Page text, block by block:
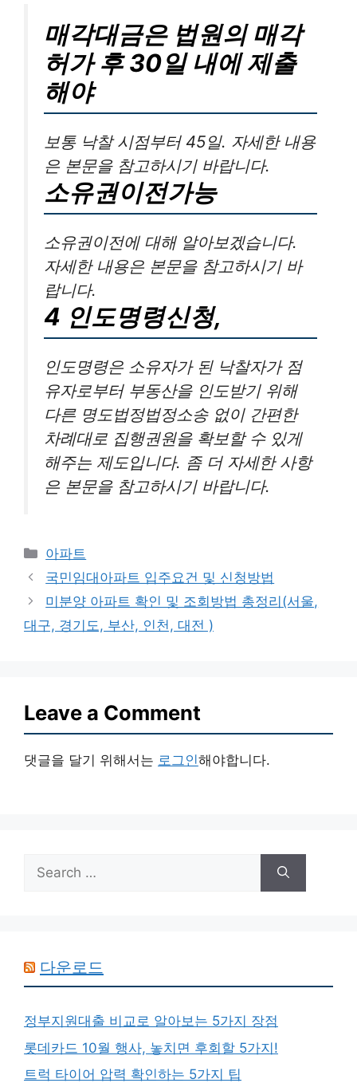
매각대금은 법원의 매각
허가 후 30일 내에 제출
해야
보통 낙찰 시점부터 45일. 자세한 내용
은 본문을 참고하시기 바랍니다.
소유권이전가능
소유권이전에 대해 알아보겠습니다.
자세한 내용은 본문을 참고하시기 바
랍니다.
4 인도명령신청,
인도명령은 소유자가 된 낙찰자가 점
유자로부터 부동산을 인도받기 위해
다른 명도법정법정소송 없이 간편한
차례대로 집행권원을 확보할 수 있게
해주는 제도입니다. 좀 더 자세한 사항
은 본문을 참고하시기 바랍니다.
Categories
아파트
국민임대아파트 입주요건 및 신청방법
미분양 아파트 확인 및 조회방법 총정리(서울,
대구, 경기도, 부산, 인천, 대전 )
Leave a Comment
댓글을 달기 위해서는 로그인해야합니다.
Search
for:
다운로드
정부지원대출 비교로 알아보는 5가지 장점
롯데카드 10월 행사, 놓치면 후회할 5가지!
트럭 타이어 압력 확인하는 5가지 팁